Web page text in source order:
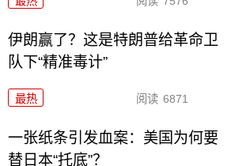
伊朗赢了？这是特朗普给革命卫
队下“精准毒计”
最热 阅读 6871
一张纸条引发血案：美国为何要
替日本“托底”？